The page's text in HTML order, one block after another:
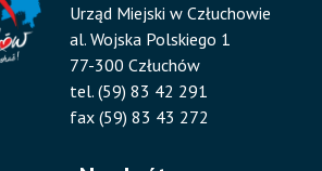
Urząd Miejski w Człuchowie
al. Wojska Polskiego 1
77-300 Człuchów
tel. (59) 83 42 291
fax (59) 83 43 272